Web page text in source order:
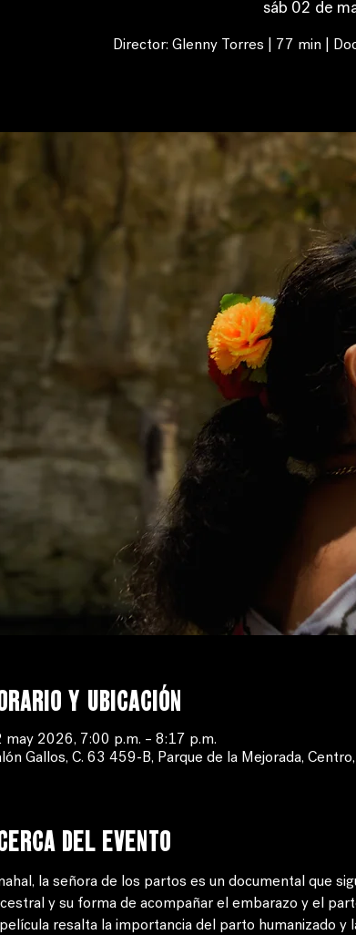
sáb 02 de
Director: Glenny Torres | 77 min |
y ubicación
may 2026, 7:00 p.m. – 8:17 p.m.
Gallos, C. 63 459-B, Parque de la Mejorada,
del evento
la señora de los partos es un documental que
y su forma de acompañar el embarazo y el
resalta la importancia del parto humanizado y